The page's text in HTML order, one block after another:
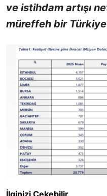
ve istihdam artışı
müreffeh bir